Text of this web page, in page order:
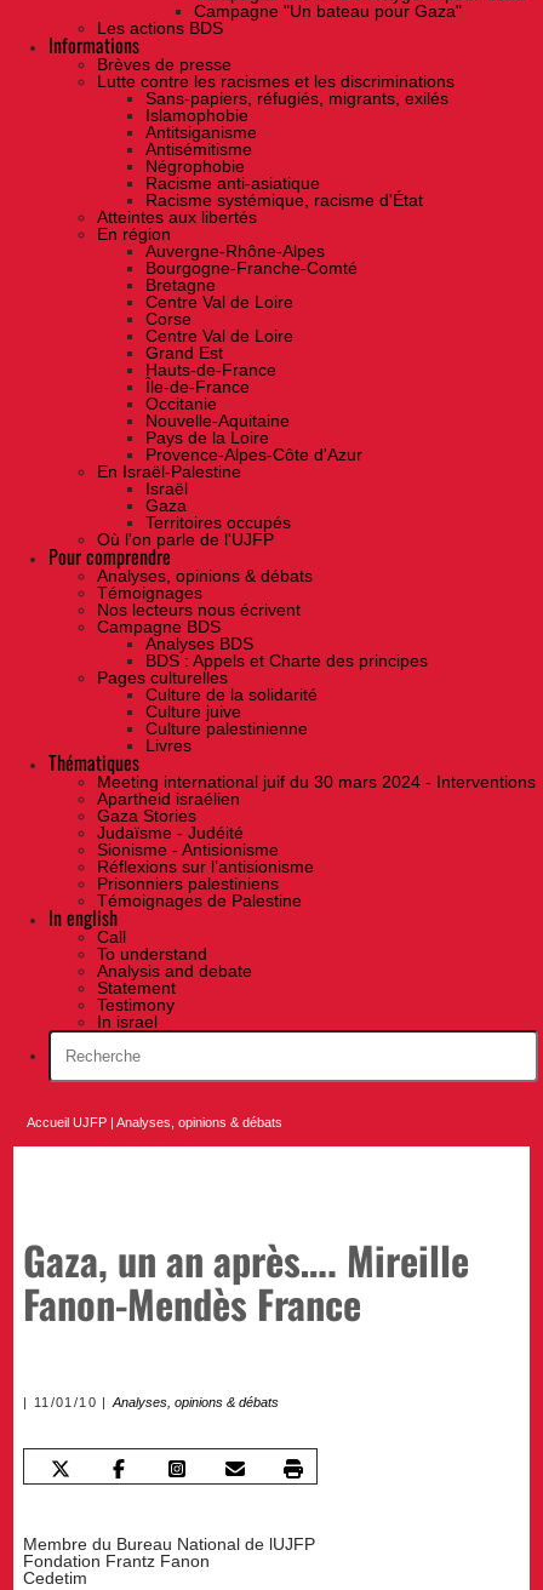
Campagne "Un bateau pour Gaza"
Les actions BDS
Informations
Brèves de presse
Lutte contre les racismes et les discriminations
Sans-papiers, réfugiés, migrants, exilés
Islamophobie
Antitsiganisme
Antisémitisme
Négrophobie
Racisme anti-asiatique
Racisme systémique, racisme d'État
Atteintes aux libertés
En région
Auvergne-Rhône-Alpes
Bourgogne-Franche-Comté
Bretagne
Centre Val de Loire
Corse
Centre Val de Loire
Grand Est
Hauts-de-France
Île-de-France
Occitanie
Nouvelle-Aquitaine
Pays de la Loire
Provence-Alpes-Côte d'Azur
En Israël-Palestine
Israël
Gaza
Territoires occupés
Où l'on parle de l'UJFP
Pour comprendre
Analyses, opinions & débats
Témoignages
Nos lecteurs nous écrivent
Campagne BDS
Analyses BDS
BDS : Appels et Charte des principes
Pages culturelles
Culture de la solidarité
Culture juive
Culture palestinienne
Livres
Thématiques
Meeting international juif du 30 mars 2024 - Interventions
Apartheid israélien
Gaza Stories
Judaïsme - Judéité
Sionisme - Antisionisme
Réflexions sur l’antisionisme
Prisonniers palestiniens
Témoignages de Palestine
In english
Call
To understand
Analysis and debate
Statement
Testimony
In israel
Accueil UJFP |Analyses, opinions & débats
Gaza, un an après…. Mireille
Fanon-Mendès France
11/01/10 Analyses, opinions & débats
Membre du Bureau National de lUJFP
Fondation Frantz Fanon
Cedetim